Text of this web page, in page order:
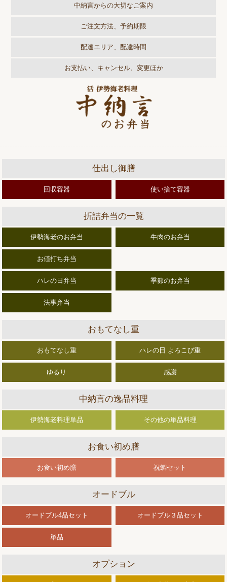
中納言からの大切なご案内
ご注文方法、予約期限
配達エリア、配達時間
お支払い、キャンセル、変更ほか
仕出し御膳
回収容器 使い捨て容器
折詰弁当の一覧
伊勢海老のお弁当 牛肉のお弁当
お値打ち弁当
ハレの日弁当 季節のお弁当
法事弁当
おもてなし重
おもてなし重 ハレの日 よろこび重
ゆるり 感謝
中納言の逸品料理
伊勢海老料理単品 その他の単品料理
お食い初め膳
お食い初め膳 祝鯛セット
オードブル
オードブル4品セット オードブル３品セット
単品
オプション